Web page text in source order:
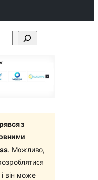
з
. Можливо,
він може